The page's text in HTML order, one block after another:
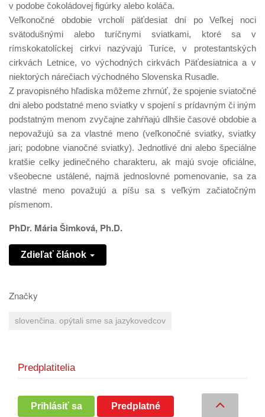
v podobe čokoládovej figúrky alebo koláča.
Veľkonočné obdobie vrcholí päťdesiat dní po Veľkej noci
svätodušnými alebo turíčnymi sviatkami, ktoré sa v
rímskokatolíckej cirkvi nazývajú Turíce, v protestantských
cirkvách Letnice, vo východných cirkvách Päťdesiatnica a v
niektorých nárečiach východného Slovenska Rusadle.
Z pravopisného hľadiska môžeme zhrnúť, že spojenie sviatočné
dni alebo podstatné meno sviatky v spojení s prídavným či iným
podstatným menom zvyčajne zahŕňajú dlhšie časové obdobie a
nepovažujú sa za vlastné meno (veľkonočné sviatky, sviatky
jari; podobne vianočné sviatky). Jednotlivé dni alebo špeciálne
kratšie celky jedinečného charakteru, ak majú svoje oficiálne,
všeobecne ustálené, najmä jednoslovné pomenovanie, sa za
vlastné meno považujú a píšu sa s veľkým začiatočným
písmenom.
PhDr. Mária Šimková, Ph.D.
Zdieľať článok
Značky
slovenčina. opýtali sme sa jazykovedcov
Predplatitelia
Prihlásiť sa Predplatné